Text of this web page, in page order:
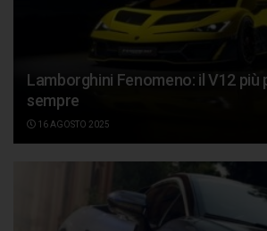
Lamborghini Fenomeno: il V12 più
sempre
16 AGOSTO 2025